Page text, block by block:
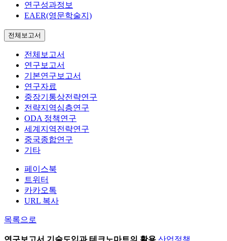
연구성과정보
EAER(영문학술지)
전체보고서
전체보고서
연구보고서
기본연구보고서
연구자료
중장기통상전략연구
전략지역심층연구
ODA 정책연구
세계지역전략연구
중국종합연구
기타
페이스북
트위터
카카오톡
URL 복사
목록으로